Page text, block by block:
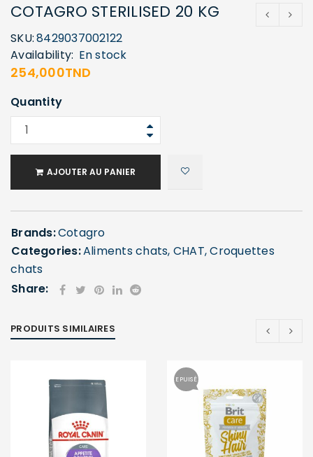
ou e-mail
COTAGRO STERILISED 20 KG
SKU:8429037002122
Availability: En stock
254,000TND
Quantity
AJOUTER AU PANIER
Brands:Cotagro
Categories:Aliments chats, CHAT,Croquettes
chats
Share:
PRODUITS SIMILAIRES
EPUISÉ